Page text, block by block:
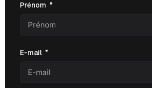
Prénom
E-mail